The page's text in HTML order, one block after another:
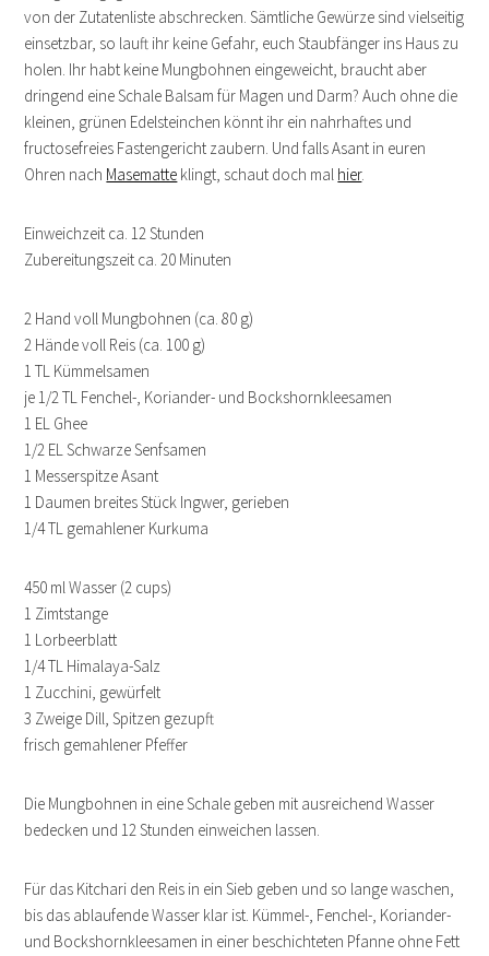
von der Zutatenliste abschrecken. Sämtliche Gewürze sind vielseitig
einsetzbar, so lauft ihr keine Gefahr, euch Staubfänger ins Haus zu
holen. Ihr habt keine Mungbohnen eingeweicht, braucht aber
dringend eine Schale Balsam für Magen und Darm? Auch ohne die
kleinen, grünen Edelsteinchen könnt ihr ein nahrhaftes und
fructosefreies Fastengericht zaubern. Und falls Asant in euren
Ohren nach Masematte klingt, schaut doch mal hier.
Einweichzeit ca. 12 Stunden
Zubereitungszeit ca. 20 Minuten
2 Hand voll Mungbohnen (ca. 80 g)
2 Hände voll Reis (ca. 100 g)
1 TL Kümmelsamen
je 1/2 TL Fenchel-, Koriander- und Bockshornkleesamen
1 EL Ghee
1/2 EL Schwarze Senfsamen
1 Messerspitze Asant
1 Daumen breites Stück Ingwer, gerieben
1/4 TL gemahlener Kurkuma
450 ml Wasser (2 cups)
1 Zimtstange
1 Lorbeerblatt
1/4 TL Himalaya-Salz
1 Zucchini, gewürfelt
3 Zweige Dill, Spitzen gezupft
frisch gemahlener Pfeffer
Die Mungbohnen in eine Schale geben mit ausreichend Wasser
bedecken und 12 Stunden einweichen lassen.
Für das Kitchari den Reis in ein Sieb geben und so lange waschen,
bis das ablaufende Wasser klar ist. Kümmel-, Fenchel-, Koriander-
und Bockshornkleesamen in einer beschichteten Pfanne ohne Fett